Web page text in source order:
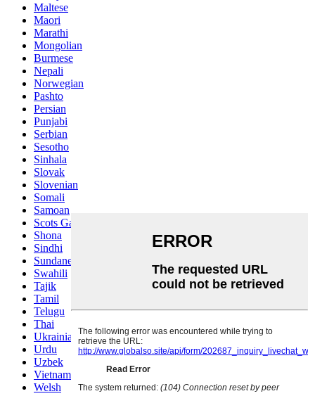
Maltese
Maori
Marathi
Mongolian
Burmese
Nepali
Norwegian
Pashto
Persian
Punjabi
Serbian
Sesotho
Sinhala
Slovak
Slovenian
Somali
Samoan
Scots Gaelic
Shona
Sindhi
Sundanese
Swahili
Tajik
Tamil
Telugu
Thai
Ukrainian
Urdu
Uzbek
Vietnamese
Welsh